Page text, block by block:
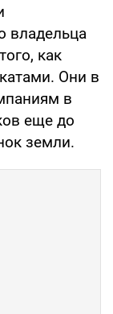
владельца
как
Они в
в
еще до
земли.